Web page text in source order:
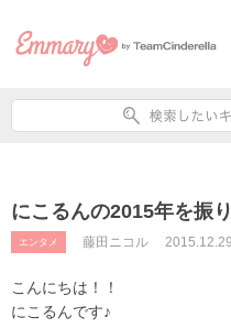
にこるんの2015年を振
エンタメ 藤田ニコル 2015.12.29
こんにちは！！
にこるんです♪